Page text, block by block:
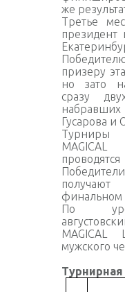
же
Третье
призеру
но зато
сразу
Гусарова и
Турниры
финальном
По
MAGICAL
мужского